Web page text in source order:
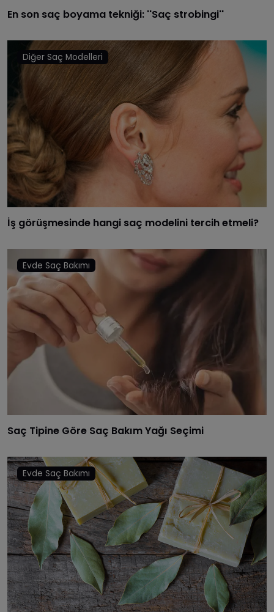
En son saç boyama tekniği: ​''Saç strobingi''
Diğer Saç Modelleri
İş görüşmesinde hangi saç modelini tercih etmeli?
Evde Saç Bakımı
Saç Tipine Göre Saç Bakım Yağı Seçimi
Evde Saç Bakımı